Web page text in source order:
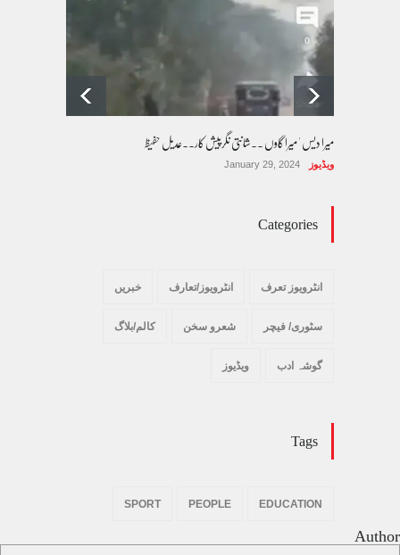
October 14, 2025
میرا دیس ' میرا گاوں ۔۔شانتی نگرپیش کار۔۔عدیل حفیظ
ویڈیوز January 29, 2024
Categories
انٹرویوز تعرف انٹرویوز/تعارف خبریں
سٹوری/ فیچر شعرو سخن کالم/بلاگ
گوشہ ادب ویڈیوز
Tags
EDUCATION
PEOPLE
SPORT
Author